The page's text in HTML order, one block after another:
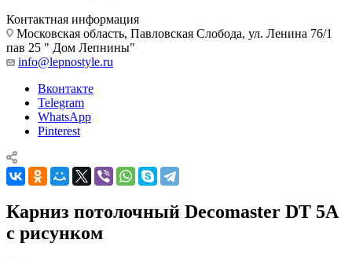
Контактная информация
Московская область, Павловская Слобода, ул. Ленина 76/1
пав 25 " Дом Лепнины"
info@lepnostyle.ru
Вконтакте
Telegram
WhatsApp
Pinterest
Карниз потолочный Decomaster DT 5A
с рисунком